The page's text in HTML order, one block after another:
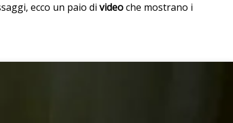
ecco un paio divideoche mostrano i